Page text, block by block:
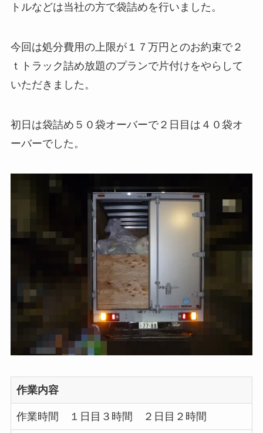
トルなどは当社の方で袋詰めを行いました。
今回は処分費用の上限が１７万円とのお約束で２
ｔトラック詰め放題のプランで片付けをやらして
いただきました。
初日は袋詰め５０袋オーバーで２日目は４０袋オ
ーバーでした。
作業内容
作業時間 １日目３時間 ２日目２時間